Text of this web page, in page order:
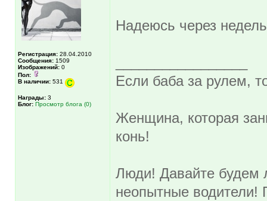
Регистрация: 28.04.2010
Сообщения: 1509
Изображений: 0
Пол:
В наличии: 531
Награды: 3
Блог: Просмотр блога (0)
Надеюсь через
Если баба за рулем,
Женщина, которая
конь!
Люди! Давайте будем
неопытные водители!